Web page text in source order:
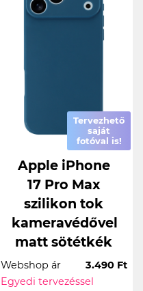
Tervezhető
saját
fotóval is!
Apple iPhone
17 Pro Max
szilikon tok
kameravédővel
matt sötétkék
Webshop ár
3.490 Ft
Egyedi tervezéssel